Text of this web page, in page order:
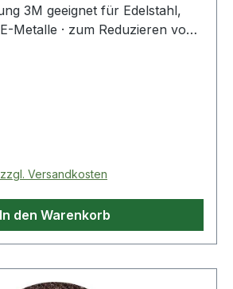
3M geeignet für Edelstahl,
Metalle · zum Reduzieren von
Versandkosten
In den Warenkorb